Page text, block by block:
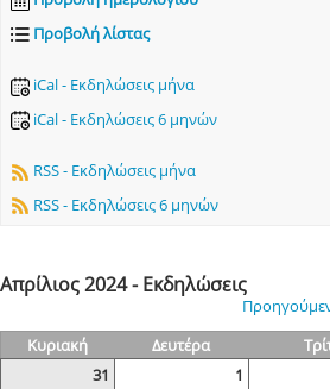
Προβολή λίστας
iCal - Εκδηλώσεις μήνα
iCal - Εκδηλώσεις 6 μηνών
RSS - Εκδηλώσεις μήνα
RSS - Εκδηλώσεις 6 μηνών
Απρίλιος 2024 - Εκδηλώσεις
Κυριακή
Δευτέρα
31
1